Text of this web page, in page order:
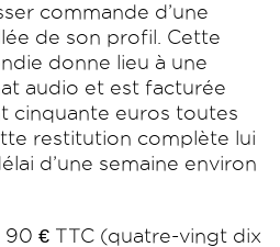
commande d’une
de son profil. Cette
donne lieu à une
audio et est facturée
cinquante euros toutes
restitution complète lui
d’une semaine environ
90 € TTC (quatre-vingt dix